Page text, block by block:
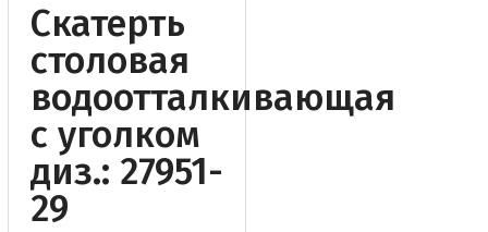
Cкатерть
столовая
водоотталкивающая
с уголком
диз.: 27951-
29